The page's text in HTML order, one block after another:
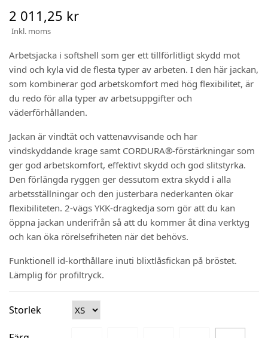
2 011,25 kr
Inkl. moms
Arbetsjacka i softshell som ger ett tillförlitligt skydd mot
vind och kyla vid de flesta typer av arbeten. I den här jackan,
som kombinerar god arbetskomfort med hög flexibilitet, är
du redo för alla typer av arbetsuppgifter och
väderförhållanden.
Jackan är vindtät och vattenavvisande och har
vindskyddande krage samt CORDURA®-förstärkningar som
ger god arbetskomfort, effektivt skydd och god slitstyrka.
Den förlängda ryggen ger dessutom extra skydd i alla
arbetsställningar och den justerbara nederkanten ökar
flexibiliteten. 2-vägs YKK-dragkedja som gör att du kan
öppna jackan underifrån så att du kommer åt dina verktyg
och kan öka rörelsefriheten när det behövs.
Funktionell id-korthållare inuti blixtlåsfickan på bröstet.
Lämplig för profiltryck.
Storlek